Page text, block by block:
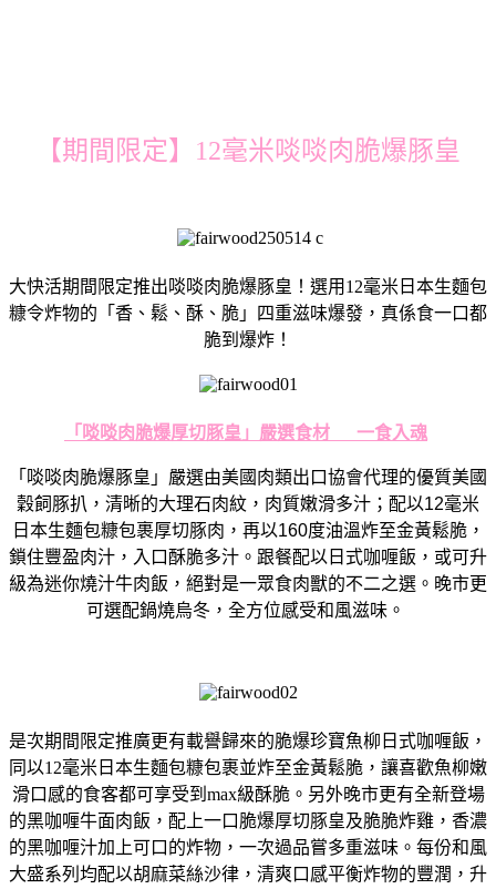
【期間限定】12毫米啖啖肉脆爆豚皇
大快活期間限定推出啖啖肉脆爆豚皇！選用12毫米日本生麵包
糠令炸物的「香、鬆、酥、脆」四重滋味爆發，真係食一口都
脆到爆炸！
「啖啖肉脆爆厚切豚皇」嚴選食材 一食入魂
「啖啖肉脆爆豚皇」 嚴選由美國肉類出口協會代理的優質美國
穀飼豚扒，清晰的大理石肉紋，肉質嫩滑多汁；配以12毫米
日本生麵包糠包裹厚切豚肉，再以160度油溫炸至金黃鬆脆，
鎖住豐盈肉汁，入口酥脆多汁 。 跟餐配以日式咖喱飯，或可升
級為迷你燒汁牛肉飯， 絕對是一眾食肉獸的不二之選。晚市更
可選配鍋燒烏冬， 全方位感受和風滋味。
是次期間限定推廣更有載譽歸來的脆爆珍寶魚柳日式咖喱飯，
同以1 2毫米日本生麵包糠包裹並炸至金黃鬆脆， 讓喜歡魚柳嫩
滑口感的食客都可享受到 max級酥脆。 另外晚市更有全新登場
的黑咖喱牛面肉飯， 配上一口脆爆厚切豚皇及脆脆炸雞， 香濃
的黑咖喱汁加上可口的炸物，一次過品嘗多重滋味。 每份和風
大盛系列均配以胡麻菜絲沙律，清爽口感平衡炸物的豐潤， 升